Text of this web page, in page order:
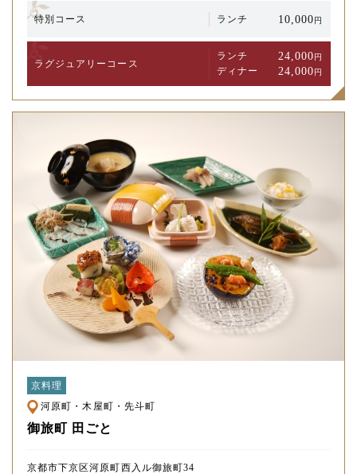
特別コース ランチ 10,000円
ラグジュアリー コース
ランチ 24,000円
ディナー 24,000円
京料理
河原町・木屋町・先斗町
御旅町 田ごと
京都市下京区河原町西入ル御旅町34